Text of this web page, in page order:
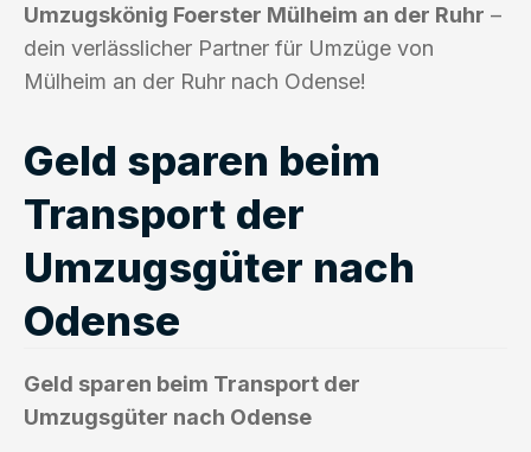
Umzugskönig Foerster Mülheim an der Ruhr –
dein verlässlicher Partner für Umzüge von
Mülheim an der Ruhr nach Odense!
Geld sparen beim
Transport der
Umzugsgüter nach
Odense
Geld sparen beim Transport der
Umzugsgüter nach Odense